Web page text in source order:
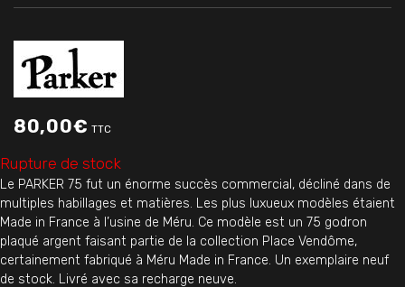
80,00€ TTC
Rupture de stock
Le PARKER 75 fut un énorme succès commercial, décliné dans de
multiples habillages et matières. Les plus luxueux modèles étaient
Made in France à l’usine de Méru. Ce modèle est un 75 godron
plaqué argent faisant partie de la collection Place Vendôme,
certainement fabriqué à Méru Made in France. Un exemplaire neuf
de stock. Livré avec sa recharge neuve.